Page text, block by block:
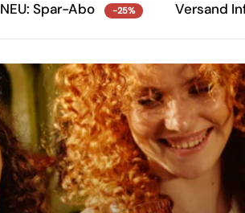
NEU: Spar-Abo -25% Versand